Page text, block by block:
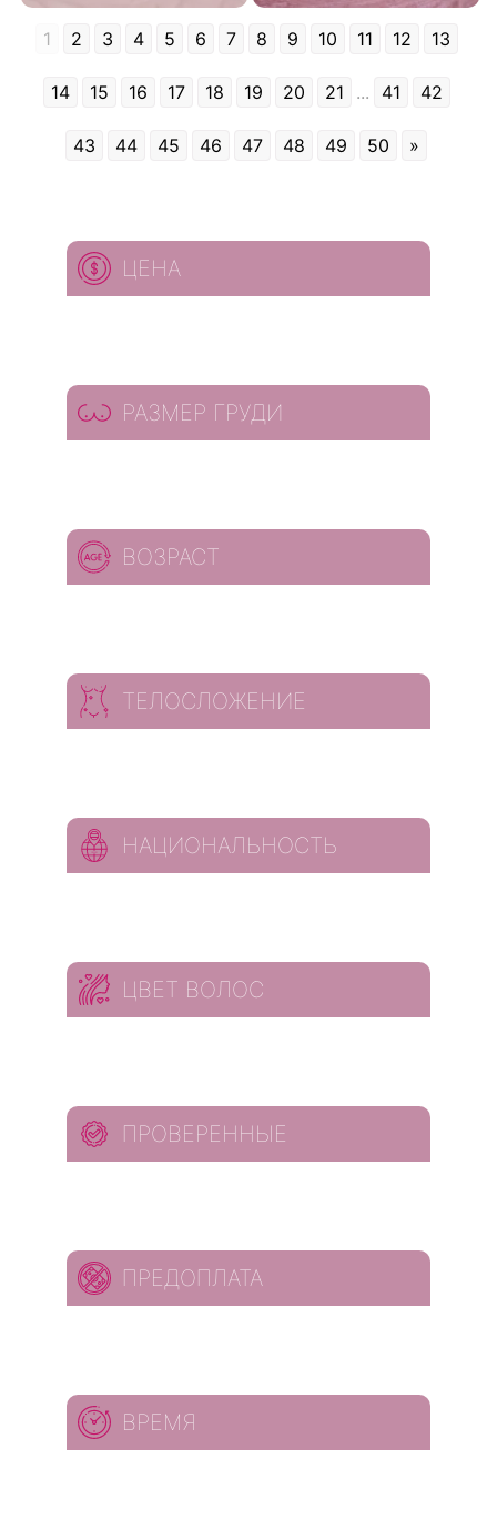
1 2 3 4 5 6 7 8 9 10 11 12 13
14 15 16 17 18 19 20 21 ... 41 42
43 44 45 46 47 48 49 50 »
ЦЕНА
РАЗМЕР ГРУДИ
ВОЗРАСТ
ТЕЛОСЛОЖЕНИЕ
НАЦИОНАЛЬНОСТЬ
ЦВЕТ ВОЛОС
ПРОВЕРЕННЫЕ
ПРЕДОПЛАТА
ВРЕМЯ